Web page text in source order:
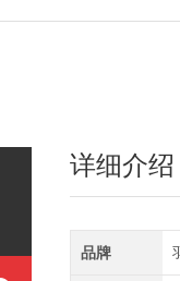
详细介绍
品牌